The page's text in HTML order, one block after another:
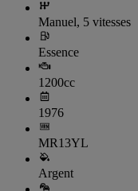
Manuel, 5 vitesses
Essence
1200cc
1976
MR13YL
Argent